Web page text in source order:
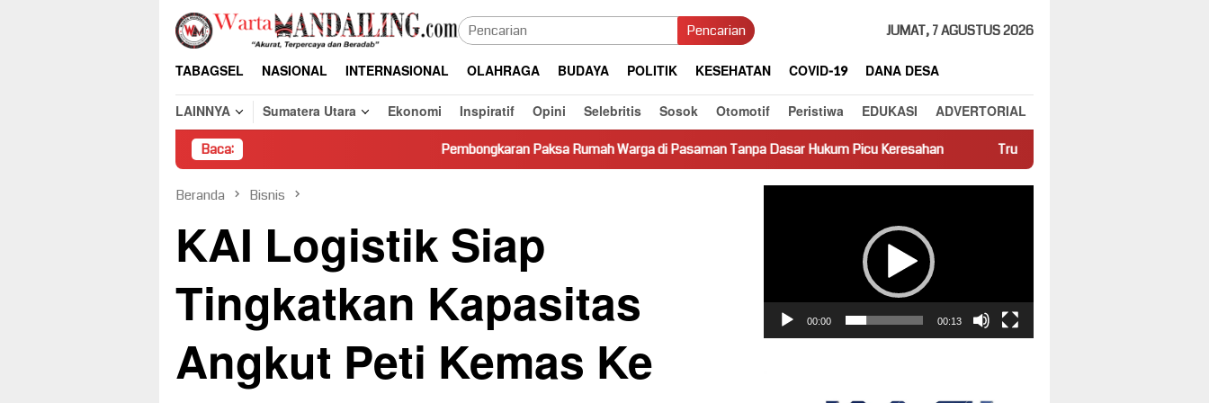
Loncat
konten
Pencarian JUMAT, 7 AGUSTUS 2026
TABAGSEL NASIONAL INTERNASIONAL OLAHRAGA BUDAYA POLITIK KESEHATAN COVID-19
DANA DESA
LAINNYA
Sumatera Utara Ekonomi Inspiratif Opini Selebritis Sosok Otomotif Peristiwa EDUKASI ADVERTORIAL
Baca: Pembongkaran Paksa Rumah Warga di Pasaman Tanpa Dasar Hukum Picu Keresahan Truk Miring Hambat Arus Lalu Lintas di Jalan
Beranda Bisnis
KAI Logistik Siap
Tingkatkan Kapasitas
Angkut Peti Kemas Ke
00:00 00:13